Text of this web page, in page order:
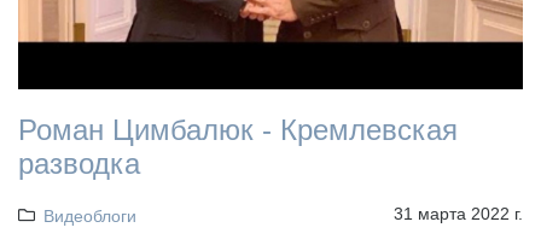
Роман Цимбалюк - Кремлевская
разводка
Видеоблоги 31 марта 2022 г.